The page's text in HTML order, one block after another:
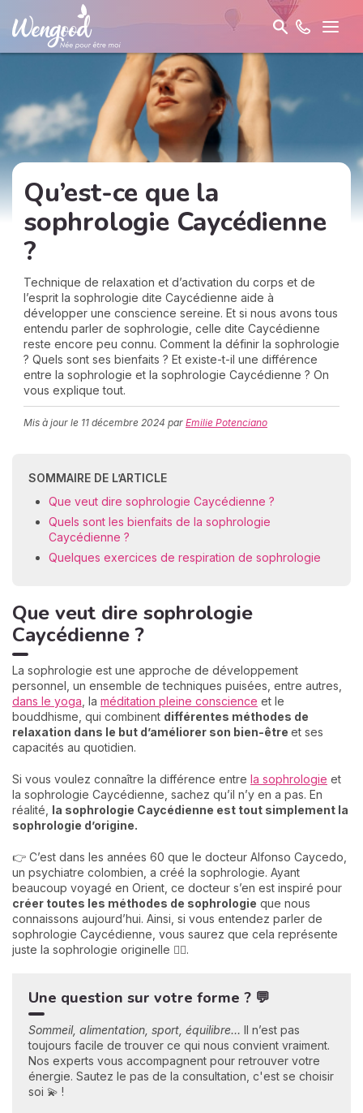
Qu’est-ce que la
sophrologie Caycédienne
?
Technique de relaxation et d’activation du corps et de
l’esprit la sophrologie dite Caycédienne aide à
développer une conscience sereine. Et si nous avons tous
entendu parler de sophrologie, celle dite Caycédienne
reste encore peu connu. Comment la définir la sophrologie
? Quels sont ses bienfaits ? Et existe-t-il une différence
entre la sophrologie et la sophrologie Caycédienne ? On
vous explique tout.
Mis à jour le 11 décembre 2024 par Emilie Potenciano
SOMMAIRE DE L’ARTICLE
Que veut dire sophrologie Caycédienne ?
Quels sont les bienfaits de la sophrologie
Caycédienne ?
Quelques exercices de respiration de sophrologie
Que veut dire sophrologie
Caycédienne ?
La sophrologie est une approche de développement
personnel, un ensemble de techniques puisées, entre autres,
dans le yoga , la méditation pleine conscience et le
bouddhisme, qui combinent différentes méthodes de
relaxation dans le but d’améliorer son bien-être et ses
capacités au quotidien.
Si vous voulez connaître la différence entre la sophrologie et
la sophrologie Caycédienne, sachez qu’il n’y en a pas. En
réalité, la sophrologie Caycédienne est tout simplement la
sophrologie d’origine.
👉 C’est dans les années 60 que le docteur Alfonso Caycedo,
un psychiatre colombien, a créé la sophrologie. Ayant
beaucoup voyagé en Orient, ce docteur s’en est inspiré pour
créer toutes les méthodes de sophrologie que nous
connaissons aujourd’hui. Ainsi, si vous entendez parler de
sophrologie Caycédienne, vous saurez que cela représente
juste la sophrologie originelle 🧘‍♀️.
Une question sur votre forme ? 💬
Sommeil, alimentation, sport, équilibre… Il n’est pas
toujours facile de trouver ce qui nous convient vraiment.
Nos experts vous accompagnent pour retrouver votre
énergie. Sautez le pas de la consultation, c'est se choisir
soi 💫 !